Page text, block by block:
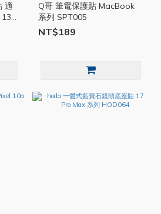
適
Q哥 筆電保護貼 MacBook
系列 SPT005
NT$189